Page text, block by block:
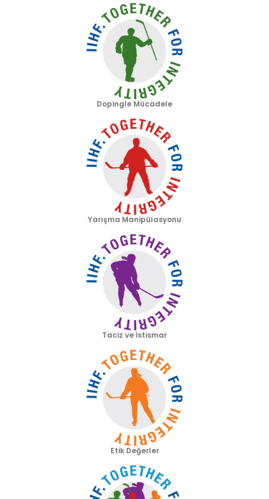
Dopingle Mücadele
Yarışma Manipülasyonu
Taciz ve İstismar
Etik Değerler